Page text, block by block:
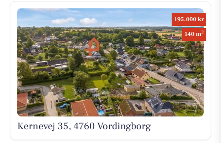
195.000 kr
140 m2
Kernevej 35, 4760 Vordingborg